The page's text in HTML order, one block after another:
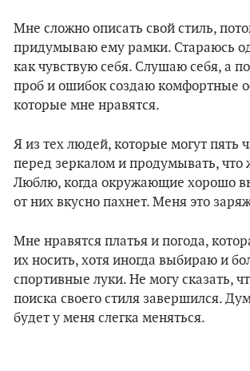
Мне сложно описать свой стиль,
придумываю ему рамки. Стараюсь
как чувствую себя. Слушаю себя, а
проб и ошибок создаю комфортные
которые мне нравятся.
Я из тех людей, которые могут пять
перед зеркалом и продумывать, что
Люблю, когда окружающие хорошо
от них вкусно пахнет. Меня это
Мне нравятся платья и погода,
их носить, хотя иногда выбираю и
спортивные луки. Не могу сказать,
поиска своего стиля завершился.
будет у меня слегка меняться.